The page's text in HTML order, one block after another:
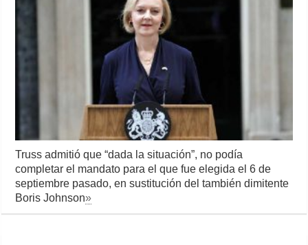
Truss admitió que “dada la situación”, no podía
completar el mandato para el que fue elegida el 6 de
septiembre pasado, en sustitución del también dimitente
Boris Johnson»